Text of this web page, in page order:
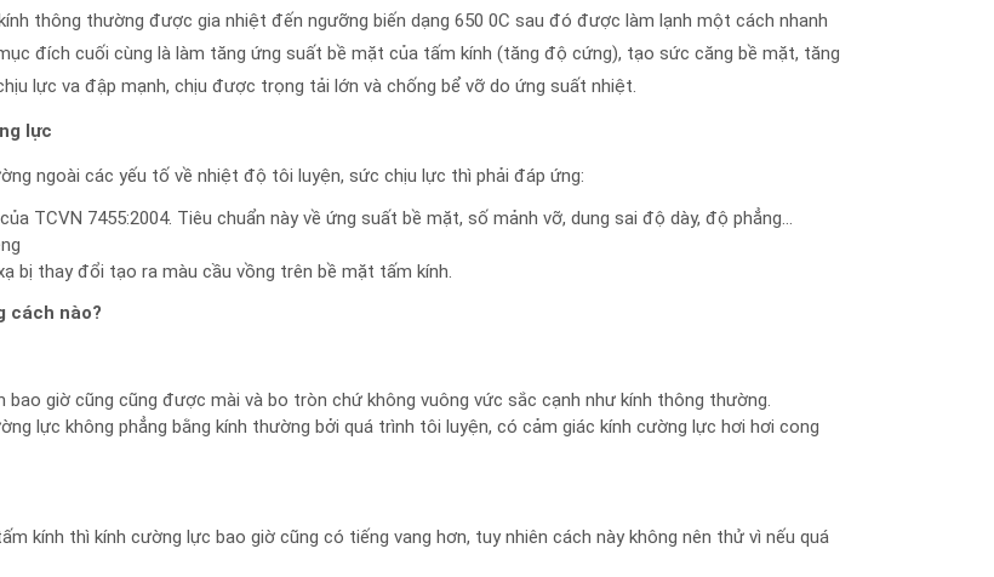
thông thường được gia nhiệt đến ngưỡng biến dạng 650 ­0C sau đó được làm lạnh một cách nhanh
đích cuối cùng là làm tăng ứng suất bề mặt của tấm kính (tăng độ cứng), tạo sức căng bề mặt, tăng
lực va đập mạnh, chịu được trọng tải lớn và chống bể vỡ do ứng suất nhiệt.
lực
ngoài các yếu tố về nhiệt độ tôi luyện, sức chịu lực thì phải đáp ứng:
TCVN 7455:2004. Tiêu chuẩn này về ứng suất bề mặt, số mảnh vỡ, dung sai độ dày, độ phẳng…
bị thay đổi tạo ra màu cầu vồng trên bề mặt tấm kính.
cách nào?
bao giờ cũng cũng được mài và bo tròn chứ không vuông vức sắc cạnh như kính thông thường.
lực không phẳng bằng kính thường bởi quá trình tôi luyện, có cảm giác kính cường lực hơi hơi cong
kính thì kính cường lực bao giờ cũng có tiếng vang hơn, tuy nhiên cách này không nên thử vì nếu quá